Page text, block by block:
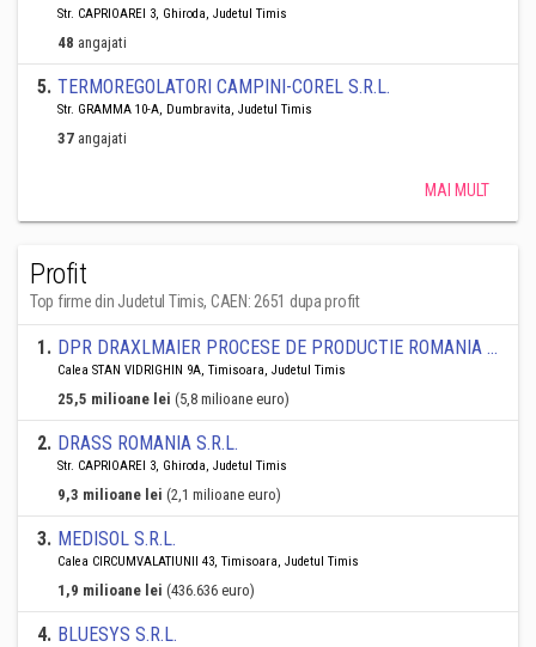
Str. CAPRIOAREI 3, Ghiroda, Judetul Timis
48 angajati
5. TERMOREGOLATORI CAMPINI-COREL S.R.L.
Str. GRAMMA 10-A, Dumbravita, Judetul Timis
37 angajati
MAI MULT
Profit
Top firme din Judetul Timis, CAEN: 2651 dupa profit
1. DPR DRAXLMAIER PROCESE DE PRODUCTIE ROMANIA SRL
Calea STAN VIDRIGHIN 9A, Timisoara, Judetul Timis
25,5 milioane lei (5,8 milioane euro)
2. DRASS ROMANIA S.R.L.
Str. CAPRIOAREI 3, Ghiroda, Judetul Timis
9,3 milioane lei (2,1 milioane euro)
3. MEDISOL S.R.L.
Calea CIRCUMVALATIUNII 43, Timisoara, Judetul Timis
1,9 milioane lei (436.636 euro)
4. BLUESYS S.R.L.